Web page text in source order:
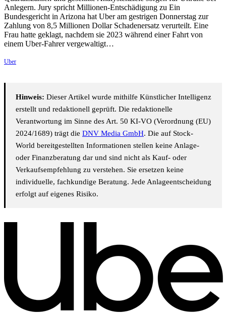
Anlegern. Jury spricht Millionen-Entschädigung zu Ein
Bundesgericht in Arizona hat Uber am gestrigen Donnerstag zur
Zahlung von 8,5 Millionen Dollar Schadenersatz verurteilt. Eine
Frau hatte geklagt, nachdem sie 2023 während einer Fahrt von
einem Uber-Fahrer vergewaltigt…
Uber
Hinweis: Dieser Artikel wurde mithilfe Künstlicher Intelligenz
erstellt und redaktionell geprüft. Die redaktionelle
Verantwortung im Sinne des Art. 50 KI-VO (Verordnung (EU)
2024/1689) trägt die DNV Media GmbH. Die auf Stock-
World bereitgestellten Informationen stellen keine Anlage-
oder Finanzberatung dar und sind nicht als Kauf- oder
Verkaufsempfehlung zu verstehen. Sie ersetzen keine
individuelle, fachkundige Beratung. Jede Anlageentscheidung
erfolgt auf eigenes Risiko.